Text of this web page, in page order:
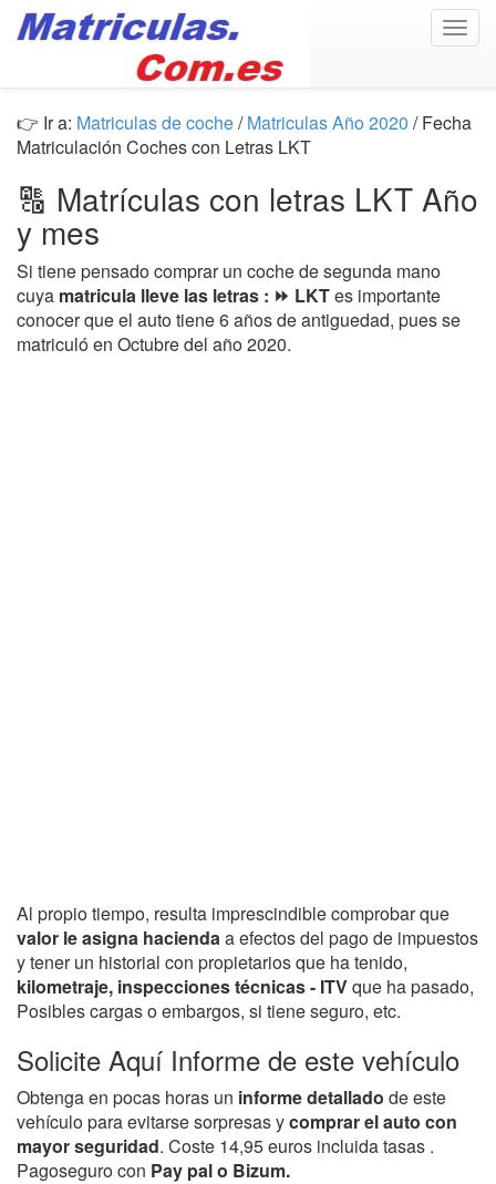
👉 Ir a: Matriculas de coche/Matriculas Año 2020 / Fecha
Matriculación Coches con Letras LKT
🔠 Matrículas con letras LKT Año
y mes
Si tiene pensado comprar un coche de segunda mano
cuya matricula lleve las letras : ⏩ LKTes importante
conocer que el auto tiene 6 años de antiguedad, pues se
matriculó en Octubre del año 2020.
Al propio tiempo, resulta imprescindible comprobar que
valor le asigna haciendaa efectos del pago de impuestos
y tener un historial con propietarios que ha tenido,
kilometraje, inspecciones técnicas - ITVque ha pasado,
Posibles cargas o embargos, si tiene seguro, etc.
Solicite Aquí Informe de este vehículo
Obtenga en pocas horas un informe detallado de este
vehículo para evitarse sorpresas ycomprar el auto con
mayor seguridad. Coste 14,95 euros incluida tasas .
Pagoseguro con Pay pal o Bizum.